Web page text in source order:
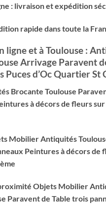
: livraison et expédition
rapide dans toute la
ligne et à Toulouse :
Arrivage Paravent
Puces d’Oc Quartier St
Brocante Toulouse
à décors de fleurs sur
Mobilier Antiquités
Peintures à décors de
Objets Mobilier
Paravent de Table trois